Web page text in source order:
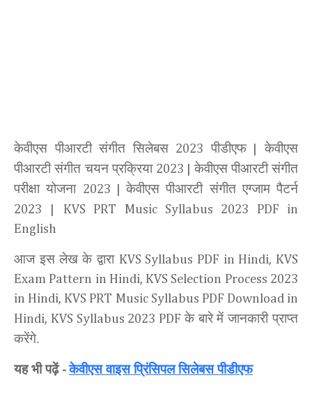
केवीएस पीआरटी संगीत सिलेबस 2023 पीडीएफ|
केवीएस
पीआरटी संगीत चयन प्रक्रिया 2023 | केवीएस पीआरटी संगीत
परीक्षा योजना 2023 | केवीएस पीआरटी संगीत एग्जाम पैटर्न
2023
KVS PRT Music Syllabus 2023 PDF in
English
आज इस लेख के द्वारा KVS Syllabus PDF in Hindi, KVS
Exam Pattern in Hindi, KVS Selection Process 2023
in Hindi, KVS PRT Music Syllabus PDF Download in
Hindi, KVS Syllabus 2023 PDF के बारे में जानकारी प्राप्त
करेंगे.
यह भी पढ़ें -केवीएस वाइस प्रिंसिपल सिलेबस पीडीएफ